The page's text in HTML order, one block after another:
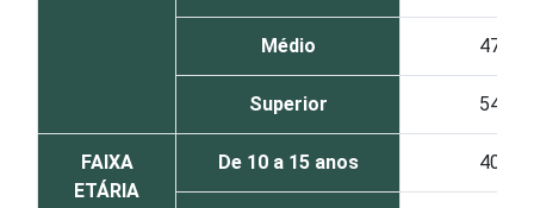
Médio 47
Superior 54
FAIXA
ETÁRIA
De 10 a 15 anos 40